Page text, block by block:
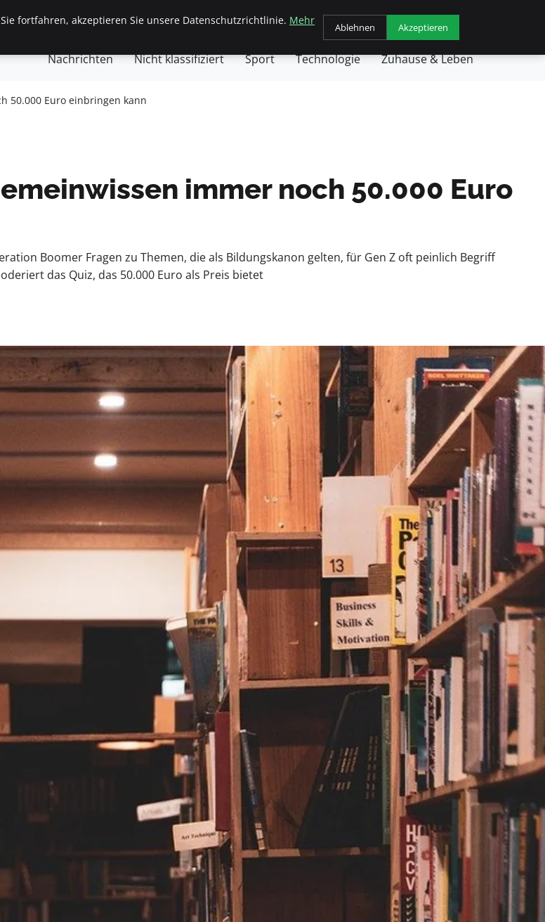
& Immobilien Frauen / Mode Geschäft Gesundheit Haustiere Kochen
Nachrichten Nicht klassifiziert Sport Technologie Zuhause & Leben
50.000 Euro einbringen kann
immer noch 50.000 Euro
Boomer Fragen zu Themen, die als Bildungskanon gelten, für Gen Z oft peinlich Begriff
das Quiz, das 50.000 Euro als Preis bietet
fortfahren, akzeptieren Sie unsere Datenschutzrichtlinie. Mehr
Ablehnen Akzeptieren